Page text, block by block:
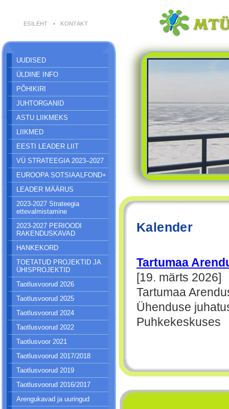
ESILEHT • KONTAKT
UUDISED
ÜLDINE INFO
PÕHIKIRI
JUHTORGANID
ASTU LIIKMEKS
LIIKMED
EESTI LEADER LIIT
VÜ STRATEEGIA 2023–2027
EUROOPA SOTSIAALFOND+
LEADER MÄÄRUS
2023-2027 Strateegia
ettevalmistamine
2023-2027 PERIOODI
RAKENDUSKAVAD
HANKEKORD
TOETATUD PROJEKTID JA
ÜHISPROJEKTID
Taotlusvoorud 2026
Taotlusvoorud 2025
Taotlusvoorud 2024
Taotlusvoorud 2022
Taotlusvoor 2021
Taotlusvoorud 2017/2018
Taotlusvoorud 2019
Taotlusvoorud 2016/2017
Arengukavad ja uuringud
Kalender
Tartumaa
[19. märts 2026]
Tartumaa
Ühenduse
Puhkekeskuses